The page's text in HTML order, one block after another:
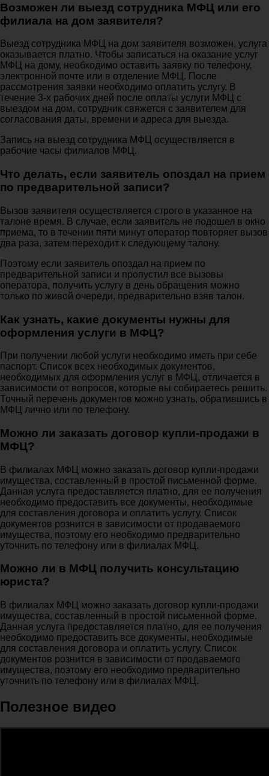
Возможен ли выезд сотрудника МФЦ или его
филиала на дом заявителя?
Выезд сотрудника МФЦ на дом заявителя возможен, услуга
оказывается платно. Чтобы записаться на оказание услуг
МФЦ на дому, необходимо оставить заявку по телефону,
электронной почте или в отделение МФЦ. После
рассмотрения заявки необходимо оплатить услугу. В
течение 3-х рабочих дней после оплаты услуги МФЦ с
выездом на дом, сотрудник свяжется с заявителем для
согласования даты, времени и адреса для выезда.
Запись на выезд сотрудника МФЦ осуществляется в
рабочие часы филиалов МФЦ.
Что делать, если заявитель опоздал на прием
по предварительной записи?
Вызов заявителя осуществляется строго в указанное на
талоне время. В случае, если заявитель не подошел в окно
приема, то в течении пяти минут оператор повторяет вызов
два раза, затем переходит к следующему талону.
Поэтому если заявитель опоздал на прием по
предварительной записи и пропустил все вызовы
оператора, получить услугу в день обращения можно
только по живой очереди, предварительно взяв талон.
Как узнать, какие документы нужны для
оформления услуги в МФЦ?
При получении любой услуги необходимо иметь при себе
паспорт. Список всех необходимых документов,
необходимых для оформления услуг в МФЦ, отличается в
зависимости от вопросов, которые вы собираетесь решить.
Точный перечень документов можно узнать, обратившись в
МФЦ лично или по телефону.
Можно ли заказать договор купли-продажи в
МФЦ?
В филиалах МФЦ можно заказать договор купли-продажи
имущества, составленный в простой письменной форме.
Данная услуга предоставляется платно, для ее получения
необходимо предоставить все документы, необходимые
для составления договора и оплатить услугу. Список
документов рознится в зависимости от продаваемого
имущества, поэтому его необходимо предварительно
уточнить по телефону или в филиалах МФЦ.
Можно ли в МФЦ получить консультацию
юриста?
В филиалах МФЦ можно заказать договор купли-продажи
имущества, составленный в простой письменной форме.
Данная услуга предоставляется платно, для ее получения
необходимо предоставить все документы, необходимые
для составления договора и оплатить услугу. Список
документов рознится в зависимости от продаваемого
имущества, поэтому его необходимо предварительно
уточнить по телефону или в филиалах МФЦ.
Полезное видео